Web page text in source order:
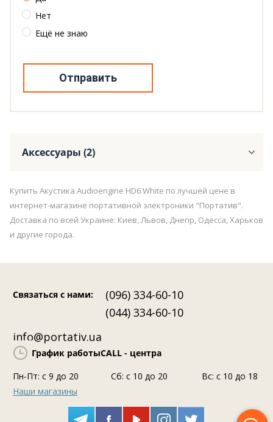
Нет
Ещё не знаю
Отправить
Аксессуары (2)
Купить Акустика Audioengine HD6 White по лучшей цене в
интернет-магазине портативной электроники "Портатив".
Доставка по всей Украине: Киев, Львов, Днепр, Одесса, Харьков
и другие города.
Связаться с нами:
(096) 334-60-10
(044) 334-60-10
info@portativ.ua
График работыCALL - центра
Пн-Пт: c 9 до 20
Сб: с 10 до 20
Вс: с 10 до 18
Наши магазины